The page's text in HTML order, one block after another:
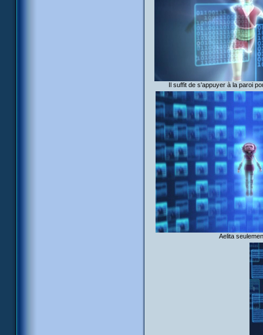
Il suffit de s'appuyer à la paroi
Aelita